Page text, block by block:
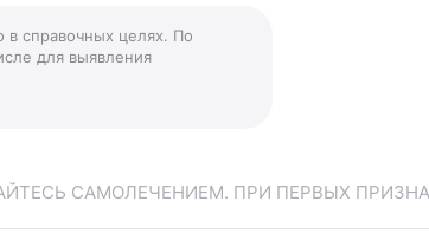
в справочных целях. По
для выявления
САМОЛЕЧЕНИЕМ. ПРИ ПЕРВЫХ